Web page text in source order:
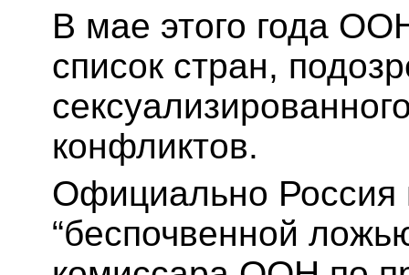
В мае этого года
список стран,
конфликтов.
Официально Россия
“беспочвенной